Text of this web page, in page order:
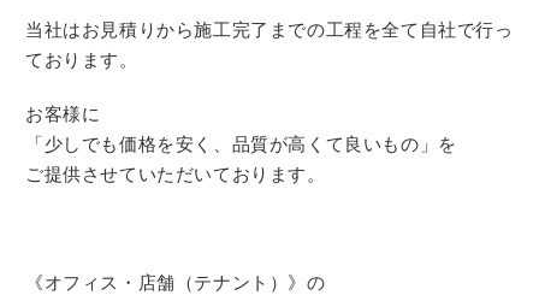
当社はお見積りから施工完了までの工程を全て自社で行っ
ております。
お客様に
「少しでも価格を安く、品質が高くて良いもの」を
ご提供させていただいております。
《オフィス・店舗（テナント）》の